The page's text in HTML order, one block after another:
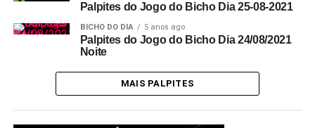
Palpites do Jogo do Bicho Dia 25-08-2021
BICHO DO DIA 5 anos ago
Palpites do Jogo do Bicho Dia 24/08/2021
Noite
MAIS PALPITES